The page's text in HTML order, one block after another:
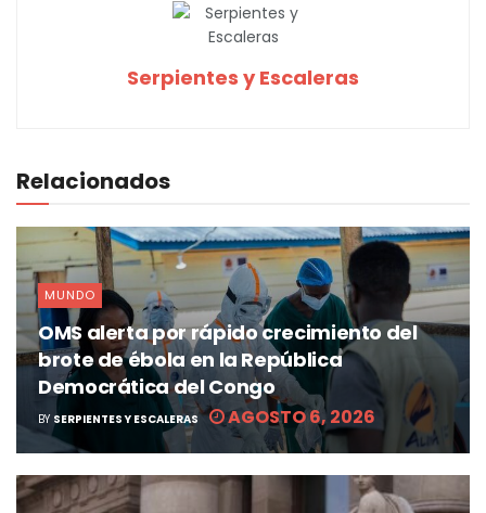
Serpientes y Escaleras
Relacionados
MUNDO
OMS alerta por rápido crecimiento del
brote de ébola en la República
Democrática del Congo
BY SERPIENTES Y ESCALERAS AGOSTO 6, 2026